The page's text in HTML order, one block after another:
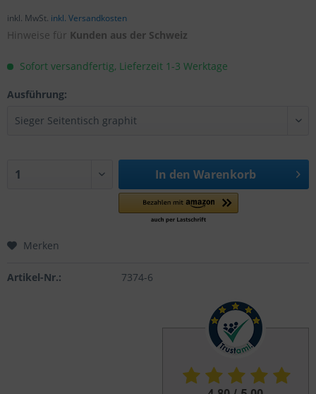
inkl. MwSt. inkl. Versandkosten
Hinweise für Kunden aus der Schweiz
Sofort versandfertig, Lieferzeit 1-3 Werktage
Ausführung:
In den Warenkorb
Merken
Artikel-Nr.: 7374-6